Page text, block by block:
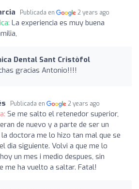
Publicada en 2 years ago
La experiencia es muy buena
Dental Sant Cristòfol
gracias Antonio!!!!
Publicada en 2 years ago
Se me salto el retenedor superior,
de nuevo y a parte de ser un
doctora me lo hizo tan mal que se
dia siguiente. Volvi a que me lo
un mes i medio despues, sin
me ha vuelto a saltar. Fatal!